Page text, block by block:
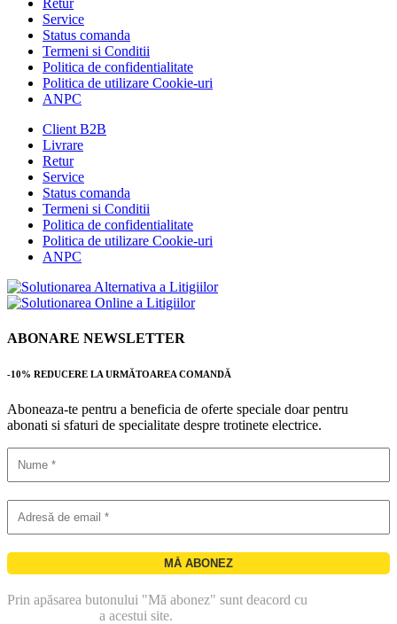
Retur
Service
Status comanda
Termeni si Conditii
Politica de confidentialitate
Politica de utilizare Cookie-uri
ANPC
Client B2B
Livrare
Retur
Service
Status comanda
Termeni si Conditii
Politica de confidentialitate
Politica de utilizare Cookie-uri
ANPC
ABONARE NEWSLETTER
-10% REDUCERE LA URMĂTOAREA COMANDĂ
Aboneaza-te pentru a beneficia de oferte speciale doar pentru
abonati si sfaturi de specialitate despre trotinete electrice.
Prin apăsarea butonului "Mă abonez" sunt deacord cu
a acestui site.